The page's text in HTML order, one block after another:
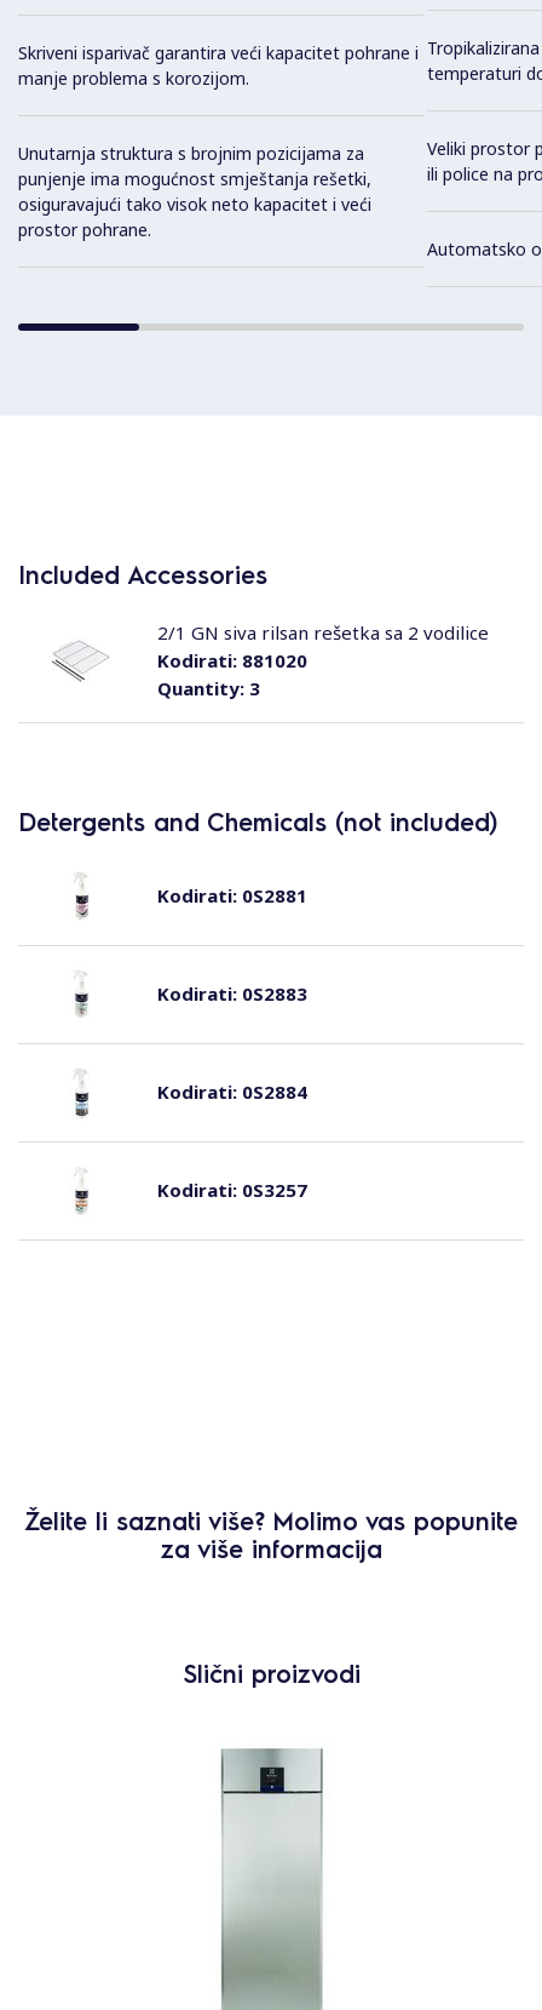
Skriveni isparivač garantira veći kapacitet pohrane i
manje problema s korozijom.
Unutarnja struktura s brojnim pozicijama za
punjenje ima mogućnost smještanja rešetki,
osiguravajući tako visok neto kapacitet i veći
prostor pohrane.
temperaturi
Veliki prostor
ili police na
Automatsko
Included Accessories
Quantity:3
Kodirati:881020
2/1 GN siva rilsan rešetka sa 2 vodilice
Detergents and Chemicals (not included)
Kodirati:0S2881
Kodirati:0S2883
Kodirati:0S2884
Kodirati:0S3257
Želite li saznati više? Molimo vas popunite
za više informacija
Slični proizvodi